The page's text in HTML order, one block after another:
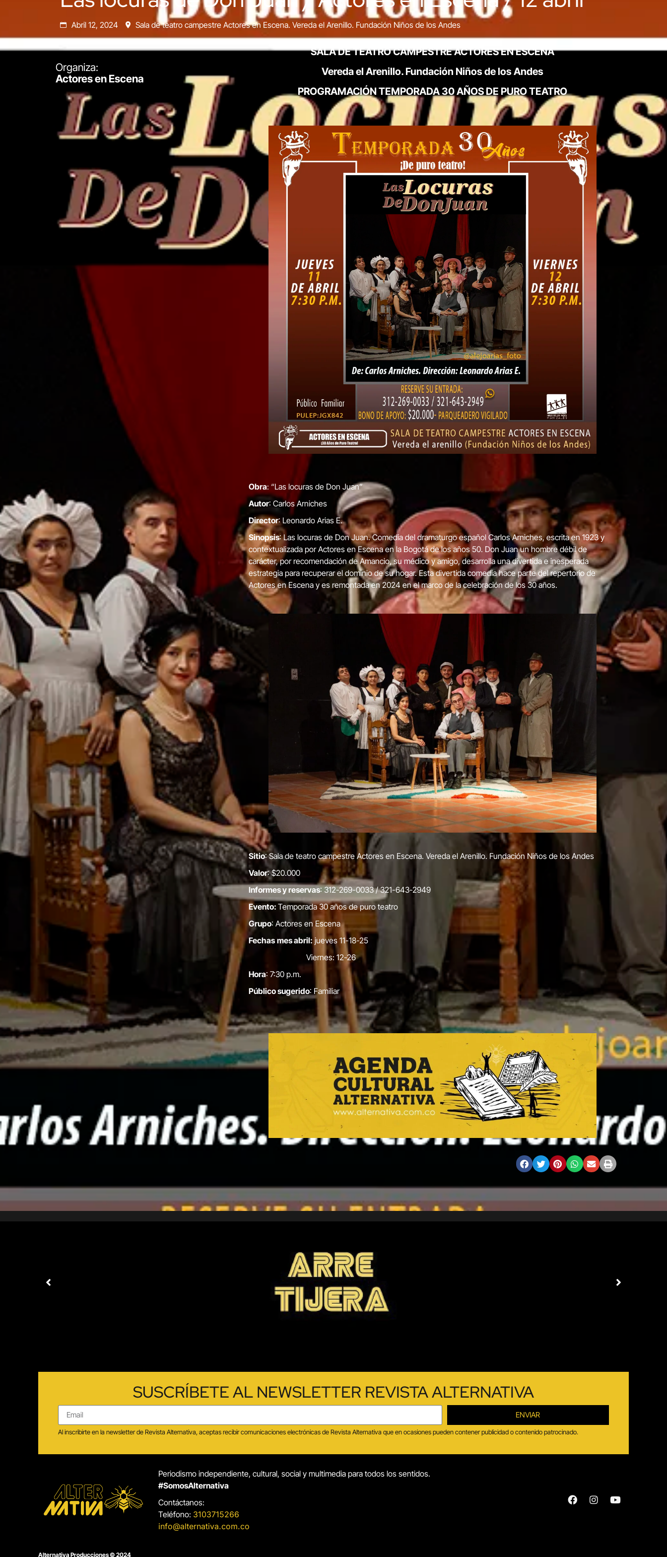
Abril 12, 2024 Sala de teatro campestre Actores en Escena. Vereda el Arenillo. Fundación Niños de los Andes
Organiza:
Actores en Escena
SALA DE TEATRO CAMPESTRE ACTORES EN ESCENA
Vereda el Arenillo. Fundación Niños de los Andes
PROGRAMACIÓN TEMPORADA 30 AÑOS DE PURO TEATRO
Obra: “Las locuras de Don Juan”
Autor: Carlos Arniches
Director: Leonardo Arias E.
Sinopsis: Las locuras de Don Juan. Comedia del dramaturgo español Carlos Arniches, escrita en 1923 y
contextualizada por Actores en Escena en la Bogotá de los años 50. Don Juan un hombre débil de
carácter, por recomendación de Amancio, su médico y amigo, desarrolla una divertida e inesperada
estrategia para recuperar el dominio de su hogar. Esta divertida comedia hace parte del repertorio de
Actores en Escena y es remontada en 2024 en el marco de la celebración de los 30 años.
Sitio: Sala de teatro campestre Actores en Escena. Vereda el Arenillo. Fundación Niños de los Andes
Valor: $20.000
Informes y reservas: 312-269-0033 / 321-643-2949
Evento: Temporada 30 años de puro teatro
Grupo: Actores en Escena
Fechas mes abril: jueves 11-18-25
Viernes: 12-26
Hora: 7:30 p.m.
Público sugerido: Familiar
SUSCRÍBETE AL NEWSLETTER REVISTA ALTERNATIVA
ENVIAR
Al inscribirte en la newsletter de Revista Alternativa, aceptas recibir comunicaciones electrónicas de Revista Alternativa que en ocasiones pueden contener publicidad o contenido patrocinado.
Periodismo independiente, cultural, social y multimedia para todos los sentidos.
#SomosAlternativa
Contáctanos:
Teléfono: 3103715266
info@alternativa.com.co
Alternativa Producciones © 2024